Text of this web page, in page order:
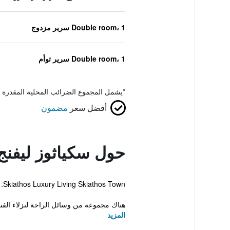
Double room، 1 سرير مزدوج
Double room، 1 سرير توأم
*يشمل المجموع الضرائب المحلية
أفضل سعر مضمون
حول سكياثوز
Skiathos Luxury Living Skiathos Town. يقدم الفندق إقامة ذات 3 نجوم وغرفاً مكيفة.
هناك مجموعة من وسائل الراحة لنزلاء
المزيد